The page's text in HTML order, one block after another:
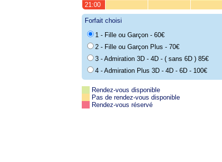
21:00
Forfait choisi
1 - Fille ou Garçon - 60€
2 - Fille ou Garçon Plus - 70€
3 - Admiration 3D - 4D - ( sans 6D ) 85€
4 - Admiration Plus 3D - 4D - 6D - 100€
Rendez-vous disponible
Pas de rendez-vous disponible
Rendez-vous réservé